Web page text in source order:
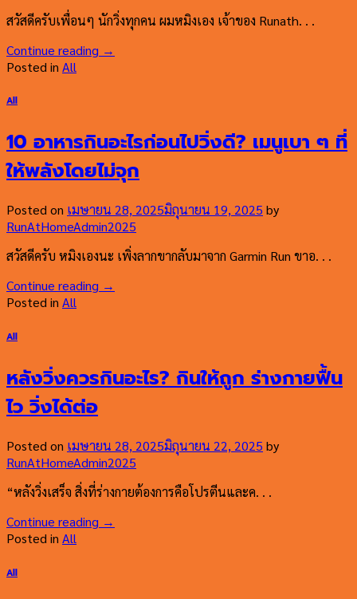
สวัสดีครับเพื่อนๆ นักวิ่งทุกคน ผมหมิงเอง เจ้าของ Runath. . .
Continue reading →
Posted in All
All
10 อาหารกินอะไรก่อนไปวิ่งดี? เมนูเบา ๆ ที่
ให้พลังโดยไม่จุก
Posted on เมษายน 28, 2025มิถุนายน 19, 2025 by
RunAtHomeAdmin2025
สวัสดีครับ หมิงเองนะ เพิ่งลากขากลับมาจาก Garmin Run ขาอ. . .
Continue reading →
Posted in All
All
หลังวิ่งควรกินอะไร? กินให้ถูก ร่างกายฟื้น
ไว วิ่งได้ต่อ
Posted on เมษายน 28, 2025มิถุนายน 22, 2025 by
RunAtHomeAdmin2025
“หลังวิ่งเสร็จ สิ่งที่ร่างกายต้องการคือโปรตีนและค. . .
Continue reading →
Posted in All
All